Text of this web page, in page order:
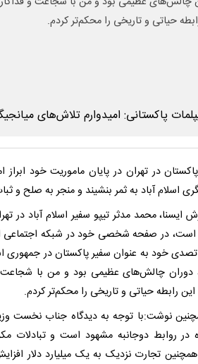
حیاتی و تاریخی را محکم‌تر کردم.
در تهران در پایان ماموریت خود
اسلام آباد به ثمر بنشیند و منجر به صلح و
ایسنا، محمد مدثر تیپو سفیر اسلام آباد در
است، در صفحه شخصی خود در شبکه
خود به عنوان سفیر پاکستان در جمهوری
دوران چالش‌های عظیمی بود و من با
رابطه حیاتی و تاریخی را محکم‌تر کردم.
نوشت:با توجه به دیدگاه جناب نخست
در روابط دوجانبه مشهود است و تبادلات
تجارت نزدیک به یک میلیارد دلار